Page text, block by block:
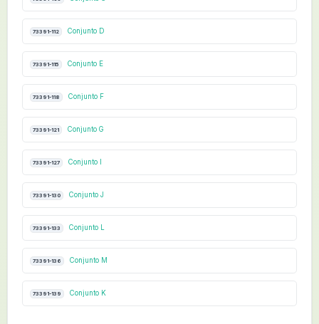
73391-112 Conjunto D
73391-115 Conjunto E
73391-118 Conjunto F
73391-121 Conjunto G
73391-127 Conjunto I
73391-130 Conjunto J
73391-133 Conjunto L
73391-136 Conjunto M
73391-139 Conjunto K